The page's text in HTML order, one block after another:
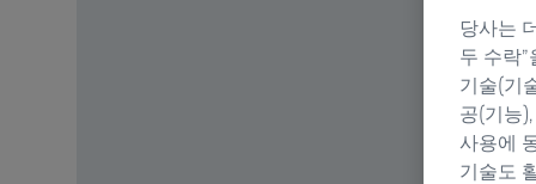
당사는
두 수락
기술(기
공(기능
사용에
기술도